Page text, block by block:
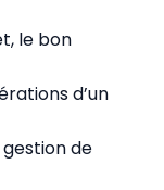
le bon
d’un
de